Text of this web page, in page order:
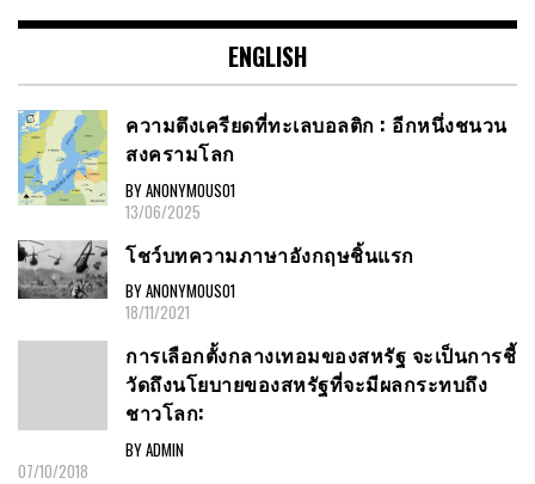
ENGLISH
ความตึงเครียดที่ทะเลบอลติก : อีกหนึ่งชนวน
สงครามโลก
BY ANONYMOUS01
13/06/2025
โชว์บทความภาษาอังกฤษชิ้นแรก
BY ANONYMOUS01
18/11/2021
การเลือกตั้งกลางเทอมของสหรัฐ จะเป็นการชี้
วัดถึงนโยบายของสหรัฐที่จะมีผลกระทบถึง
ชาวโลก:
BY ADMIN
07/10/2018